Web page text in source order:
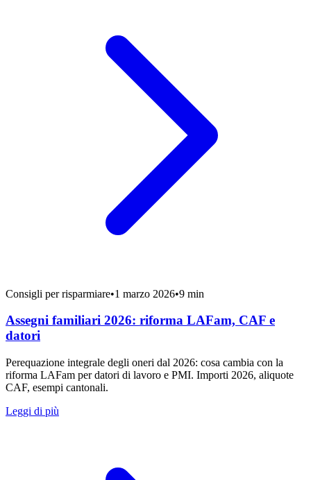
Consigli per risparmiare•1 marzo 2026•9 min
Assegni familiari 2026: riforma LAFam, CAF e
datori
Perequazione integrale degli oneri dal 2026: cosa cambia con la
riforma LAFam per datori di lavoro e PMI. Importi 2026, aliquote
CAF, esempi cantonali.
Leggi di più